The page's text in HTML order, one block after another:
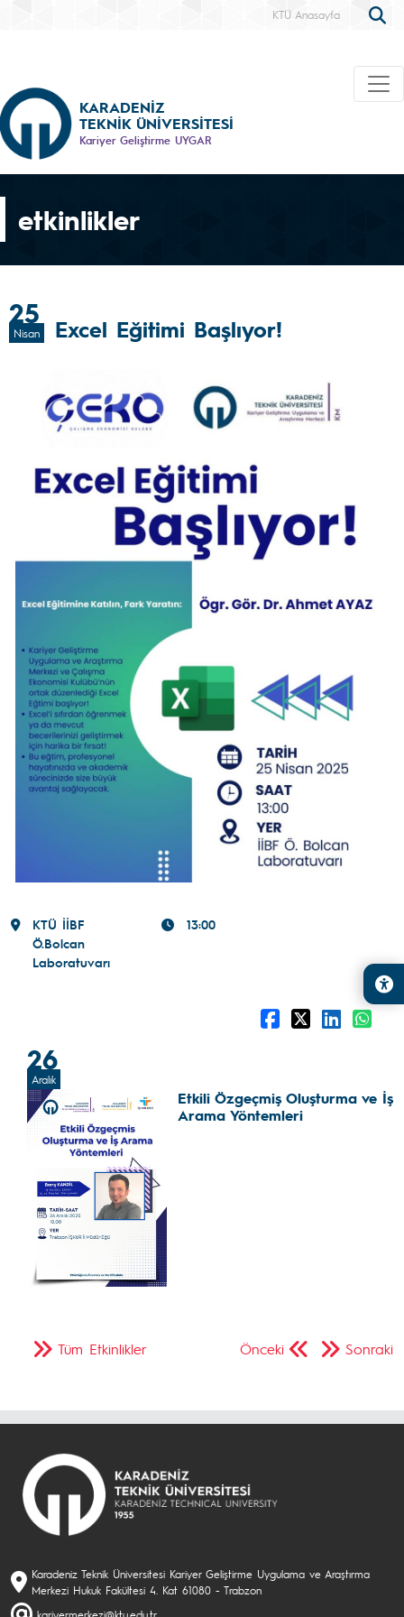
KTÜ Anasayfa
KARADENİZ
TEKNİK ÜNİVERSİTESİ
Kariyer Geliştirme UYGAR
etkinlikler
25
Nisan Excel Eğitimi Başlıyor!
KTÜ İİBF
Ö.Bolcan
Laboratuvarı
13:00
26
Aralık
Etkili Özgeçmiş Oluşturma ve İş
Arama Yöntemleri
Önceki Sonraki
Tüm Etkinlikler
Karadeniz Teknik Üniversitesi Kariyer Geliştirme Uygulama ve Araştırma
Merkezi Hukuk Fakültesi 4. Kat 61080 - Trabzon